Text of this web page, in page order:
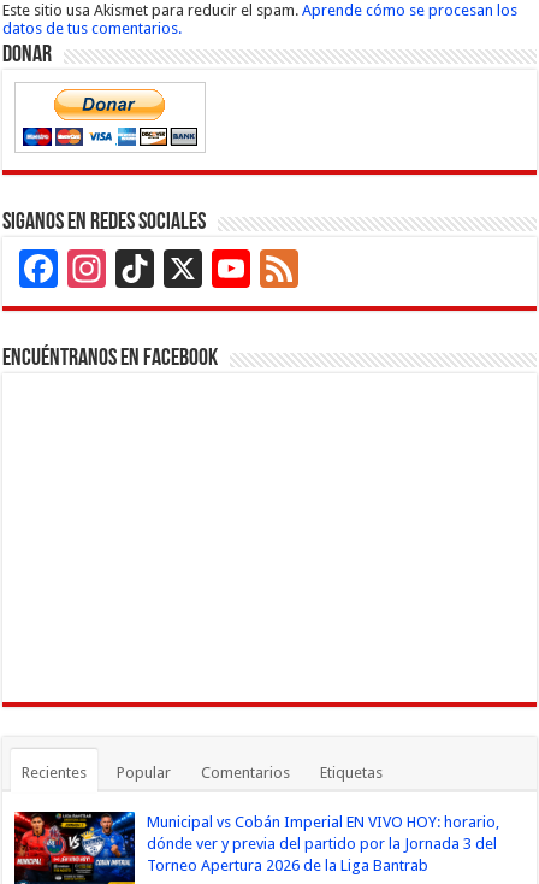
Este sitio usa Akismet para reducir el spam.Aprende cómo se procesan los
datos de tus comentarios.
Donar
Siganos en Redes Sociales
Facebook
Instagram
TikTok
X
YouTube
Channel
Encuéntranos en Facebook
Recientes Popular Comentarios Etiquetas
Municipal vs Cobán Imperial EN VIVO HOY: horario,
dónde ver y previa del partido por la Jornada 3 del
Torneo Apertura 2026 de la Liga Bantrab